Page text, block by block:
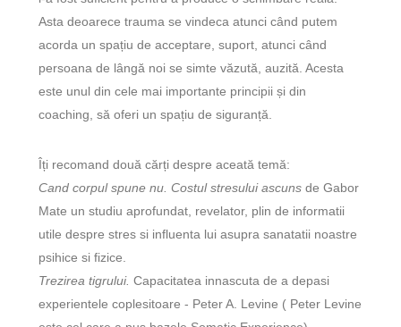
Asta deoarece trauma se vindeca atunci când putem
acorda un spațiu de acceptare, suport, atunci când
persoana de lângă noi se simte văzută, auzită. Acesta
este unul din cele mai importante principii și din
coaching , să oferi un spațiu de siguranță.
Îți recomand două cărți despre aceată temă:
Cand corpul spune nu. Costul stresului ascuns de Gabor
Mate un studiu aprofundat, revelator, plin de informatii
utile despre stres si influenta lui asupra sanatatii noastre
psihice si fizice.
Trezirea tigrului. Capacitatea innascuta de a depasi
experientele coplesitoare - Peter A. Levine ( Peter Levine